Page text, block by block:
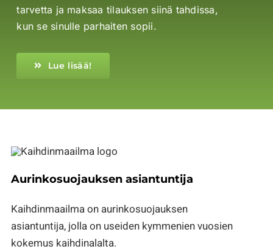
tarvetta ja maksaa tilauksen siinä tahdissa,
kun se sinulle parhaiten sopii.
Lue lisää!
Aurinkosuojauksen asiantuntija
Kaihdinmaailma on aurinkosuojauksen
asiantuntija, jolla on useiden kymmenien vuosien
kokemus kaihdinalalta.